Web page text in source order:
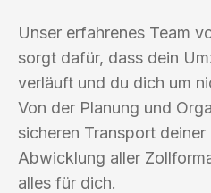
Unser erfahrenes Team
sorgt dafür, dass dein
verläuft und du dich um
Von der Planung und
sicheren Transport
Abwicklung aller
alles für dich.